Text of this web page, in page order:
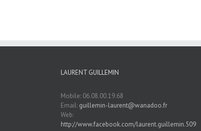
LAURENT GUILLEMIN
Mobile: 06.08.00.19.68
Email: guillemin-laurent@wanadoo.fr
Web:
http://www.facebook.com/laurent.guillemin.509